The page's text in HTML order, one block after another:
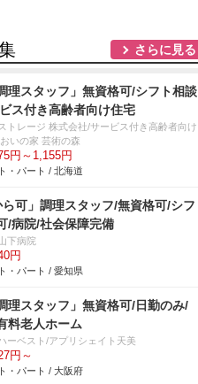
さらに見る
理スタッフ」無資格可/シフト相談
ス付き高齢者向け住宅
トレージ 株式会社/サービス付き高齢者向け
いの家 芸術の森
円～1,155円
・パート / 北海道
ら可」調理スタッフ/無資格可/シフ
/病院/社会保障完備
下病院
円
・パート / 愛知県
理スタッフ」無資格可/日勤のみ/
料老人ホーム
ーベスト/アプリシェイト天美
円～
・パート / 大阪府